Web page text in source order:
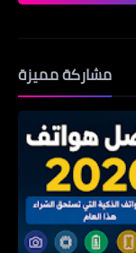
مشاركة مميزة